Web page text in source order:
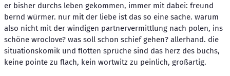
er bisher durchs leben gekommen, immer mit dabei: freund
bernd würmer. nur mit der liebe ist das so eine sache. warum
also nicht mit der windigen partnervermittlung nach polen, ins
schöne wroclove? was soll schon schief gehen? allerhand. die
situationskomik und flotten sprüche sind das herz des buchs,
keine pointe zu flach, kein wortwitz zu peinlich, großartig.